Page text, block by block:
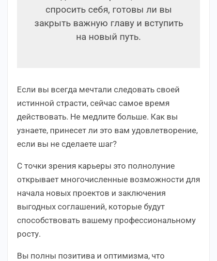
спросить себя, готовы ли вы
закрыть важную главу и вступить
на новый путь.
Если вы всегда мечтали следовать своей
истинной страсти, сейчас самое время
действовать. Не медлите больше. Как вы
узнаете, принесет ли это вам удовлетворение,
если вы не сделаете шаг?
С точки зрения карьеры это полнолуние
открывает многочисленные возможности для
начала новых проектов и заключения
выгодных соглашений, которые будут
способствовать вашему профессиональному
росту.
Вы полны позитива и оптимизма, что